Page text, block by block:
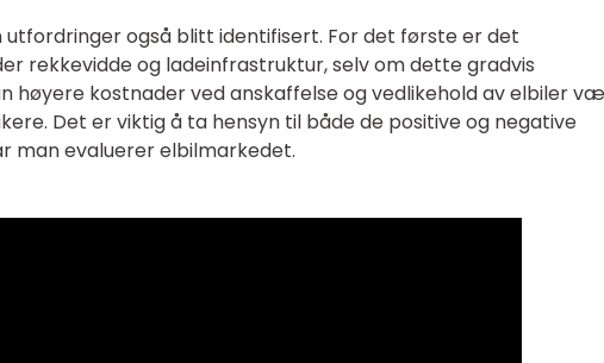
utfordringer også blitt identifisert. For det første er det
rekkevidde og ladeinfrastruktur, selv om dette gradvis
høyere kostnader ved anskaffelse og vedlikehold av elbiler
Det er viktig å ta hensyn til både de positive og negative
man evaluerer elbilmarkedet.